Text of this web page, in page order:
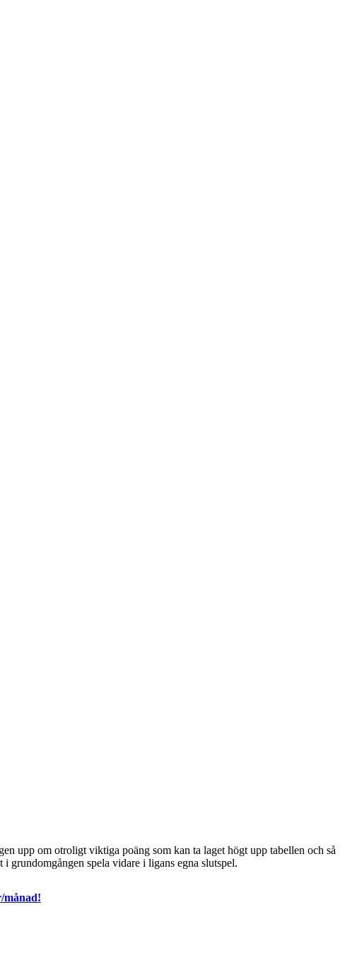
upp om otroligt viktiga poäng som kan ta laget högt upp tabellen och så
grundomgången spela vidare i ligans egna slutspel.
månad!